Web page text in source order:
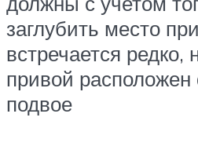
заглубить место
встречается редко,
привой расположен
подвое